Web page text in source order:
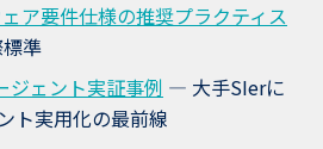
ア要件仕様の推奨プラクティス
準
ジェント実証事例 — 大手SIerに
ト実用化の最前線